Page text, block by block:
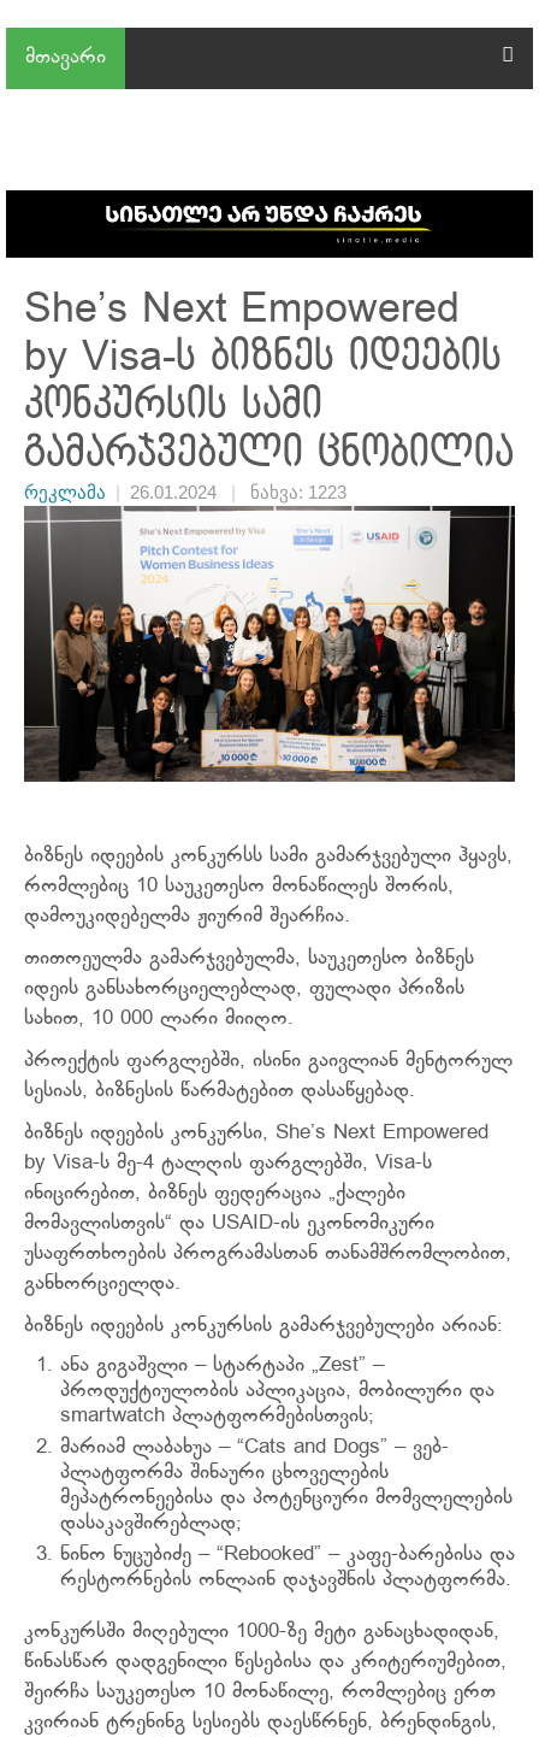
მთავარი
She’s Next Empowered
by Visa-ს ბიზნეს იდეების
კონკურსის სამი
გამარჯვებული ცნობილია
რეკლამა 26.01.2024 ნახვა: 1223
ბიზნეს იდეების კონკურსს სამი გამარჯვებული ჰყავს,
რომლებიც 10 საუკეთესო მონაწილეს შორის,
დამოუკიდებელმა ჟიურიმ შეარჩია.
თითოეულმა გამარჯვებულმა, საუკეთესო ბიზნეს
იდეის განსახორციელებლად, ფულადი პრიზის
სახით, 10 000 ლარი მიიღო.
პროექტის ფარგლებში, ისინი გაივლიან მენტორულ
სესიას, ბიზნესის წარმატებით დასაწყებად.
ბიზნეს იდეების კონკურსი, She’s Next Empowered
by Visa-ს მე-4 ტალღის ფარგლებში, Visa-ს
ინიცირებით, ბიზნეს ფედერაცია „ქალები
მომავლისთვის“ და USAID-ის ეკონომიკური
უსაფრთხოების პროგრამასთან თანამშრომლობით,
განხორციელდა.
ბიზნეს იდეების კონკურსის გამარჯვებულები არიან:
ანა გიგაშვლი – სტარტაპი „Zest” –
პროდუქტიულობის აპლიკაცია, მობილური და
smartwatch პლატფორმებისთვის;
მარიამ ლაბახუა – “Cats and Dogs” – ვებ-
პლატფორმა შინაური ცხოველების
მეპატრონეებისა და პოტენციური მომვლელების
დასაკავშირებლად;
ნინო ნუცუბიძე – “Rebooked” – კაფე-ბარებისა და
რესტორნების ონლაინ დაჯავშნის პლატფორმა.
კონკურსში მიღებული 1000-ზე მეტი განაცხადიდან,
წინასწარ დადგენილი წესებისა და კრიტერიუმებით,
შეირჩა საუკეთესო 10 მონაწილე, რომლებიც ერთ
კვირიან ტრენინგ სესიებს დაესწრნენ, ბრენდინგის,